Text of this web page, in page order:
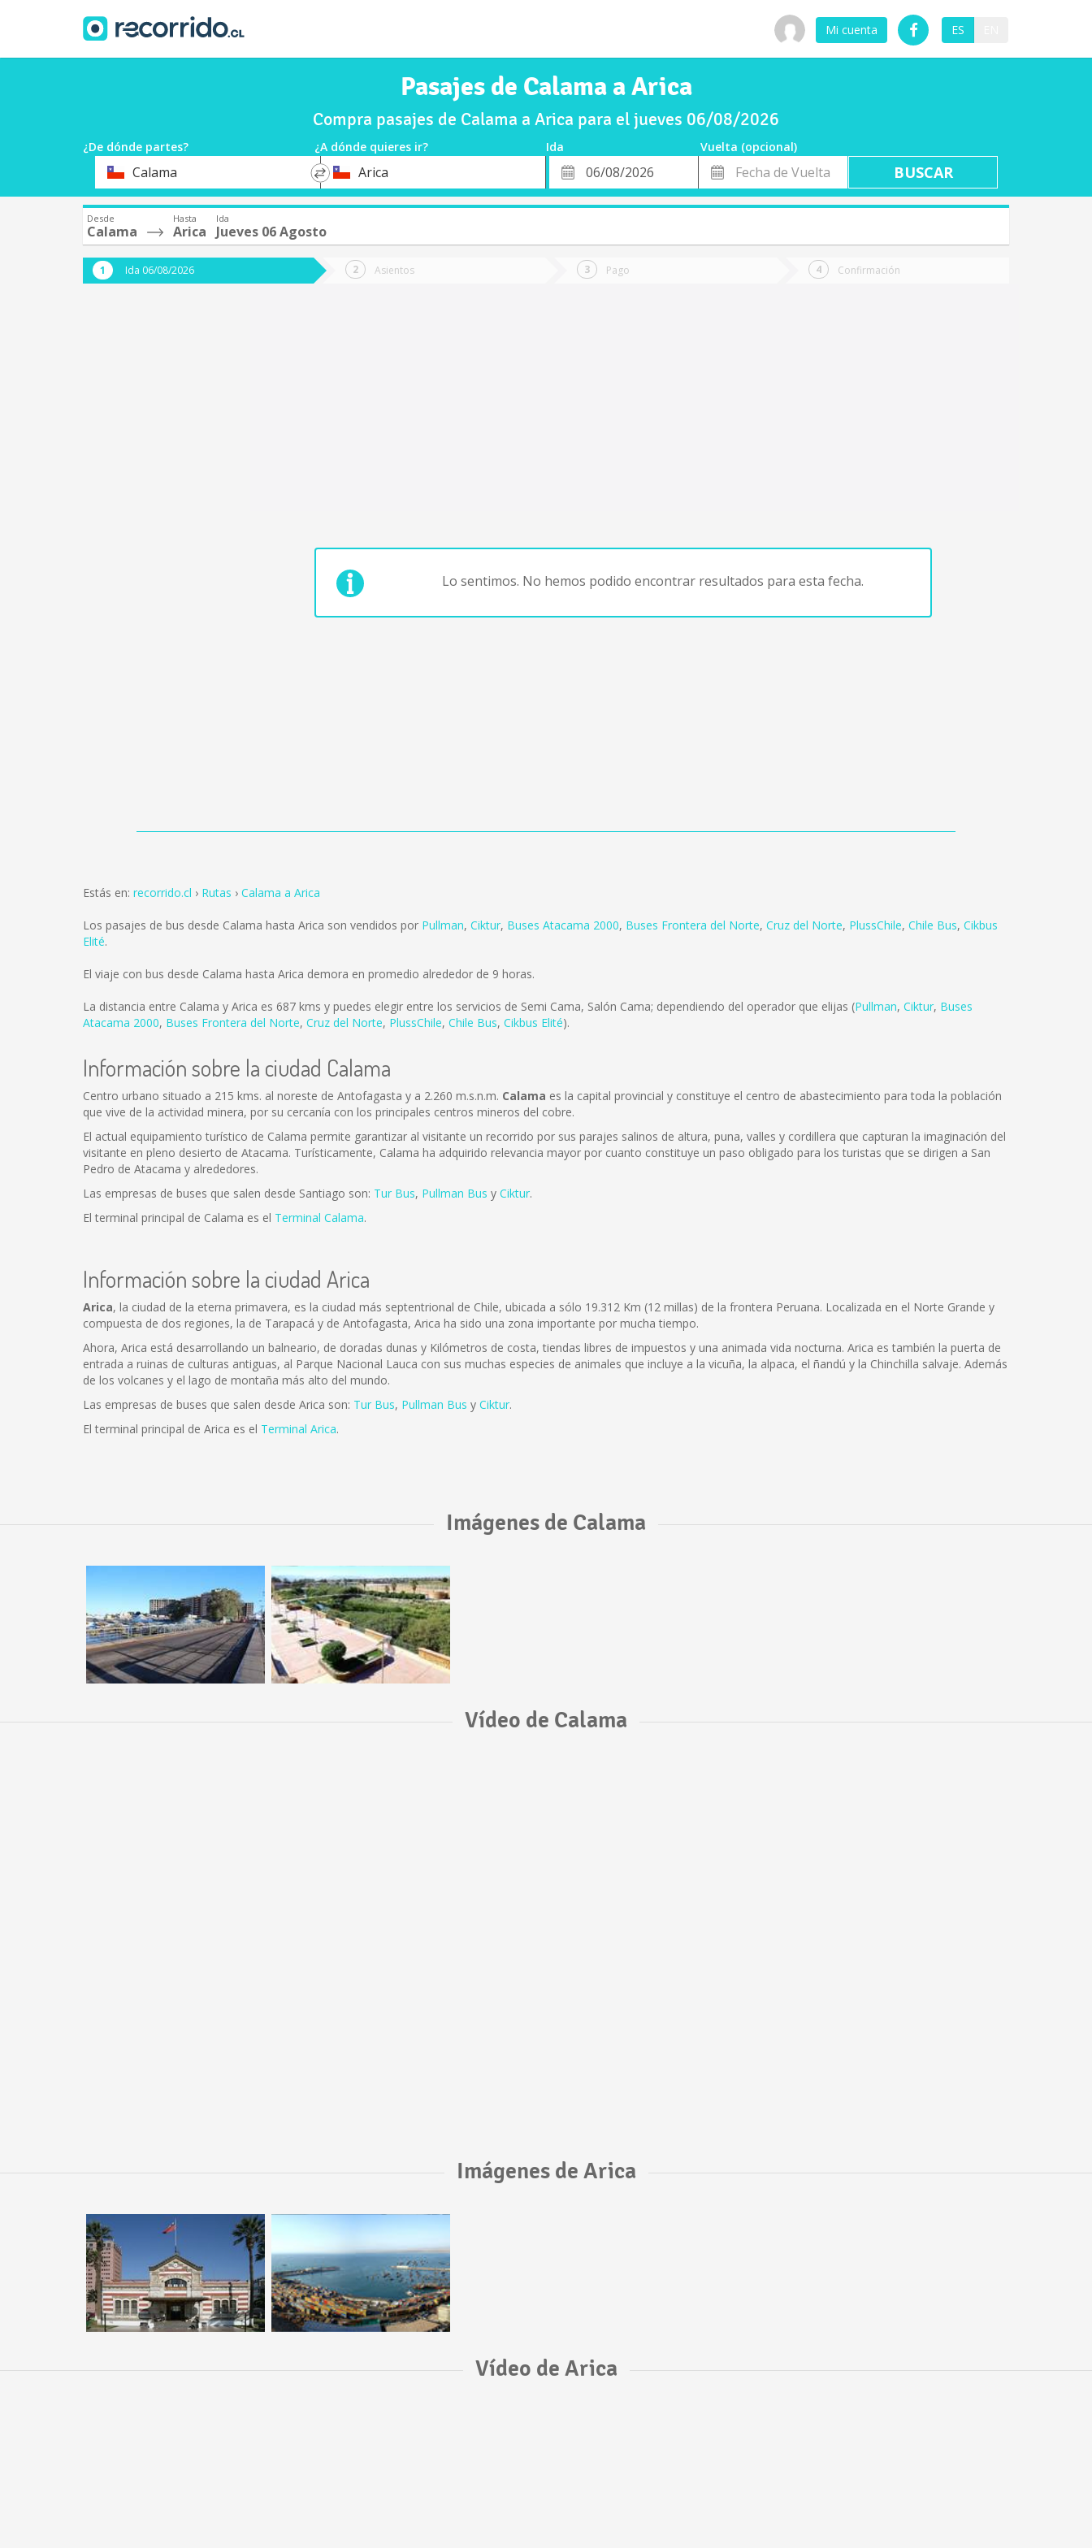
Mi cuenta ES
Pasajes de Calama a Arica
Compra pasajes de Calama a Arica para el jueves 06/08/2026
¿De dónde partes? ¿A dónde quieres ir? Ida
Vuelta (opcional)
OrigenCalama
*
DestinoArica
Fecha
de
Fecha
de
Vuelta
Desde
Calama
Hasta
Arica
Ida
Jueves 06 Agosto
Ida 06/08/2026 Asientos Pago Confirmación
Lo sentimos. No hemos podido encontrar resultados para esta fecha.
Estás en: recorrido.cl Rutas Calama a Arica
Los pasajes de bus desde Calama hasta Arica son vendidos por Pullman, Ciktur, Buses Atacama 2000, Buses Frontera del Norte, Cruz del Norte, PlussChile, Chile Bus, Cikbus
Elité.
El viaje con bus desde Calama hasta Arica demora en promedio alrededor de 9 horas.
La distancia entre Calama y Arica es 687 kms y puedes elegir entre los servicios de Semi Cama, Salón Cama; dependiendo del operador que elijas (Pullman, Ciktur, Buses
Atacama 2000, Buses Frontera del Norte, Cruz del Norte, PlussChile, Chile Bus, Cikbus Elité).
Información sobre la ciudad Calama
Centro urbano situado a 215 kms. al noreste de Antofagasta y a 2.260 m.s.n.m. Calama es la capital provincial y constituye el centro de abastecimiento para toda la población
que vive de la actividad minera, por su cercanía con los principales centros mineros del cobre.
El actual equipamiento turístico de Calama permite garantizar al visitante un recorrido por sus parajes salinos de altura, puna, valles y cordillera que capturan la imaginación del
visitante en pleno desierto de Atacama. Turísticamente, Calama ha adquirido relevancia mayor por cuanto constituye un paso obligado para los turistas que se dirigen a San
Pedro de Atacama y alrededores.
Las empresas de buses que salen desde Santiago son: Tur Bus, Pullman Bus y Ciktur.
El terminal principal de Calama es el Terminal Calama.
Información sobre la ciudad Arica
Arica, la ciudad de la eterna primavera, es la ciudad más septentrional de Chile, ubicada a sólo 19.312 Km (12 millas) de la frontera Peruana. Localizada en el Norte Grande y
compuesta de dos regiones, la de Tarapacá y de Antofagasta, Arica ha sido una zona importante por mucha tiempo.
Ahora, Arica está desarrollando un balneario, de doradas dunas y Kilómetros de costa, tiendas libres de impuestos y una animada vida nocturna. Arica es también la puerta de
entrada a ruinas de culturas antiguas, al Parque Nacional Lauca con sus muchas especies de animales que incluye a la vicuña, la alpaca, el ñandú y la Chinchilla salvaje. Además
de los volcanes y el lago de montaña más alto del mundo.
Las empresas de buses que salen desde Arica son: Tur Bus, Pullman Bus y Ciktur.
El terminal principal de Arica es el Terminal Arica.
Imágenes de Calama
Vídeo de Calama
Imágenes de Arica
Vídeo de Arica